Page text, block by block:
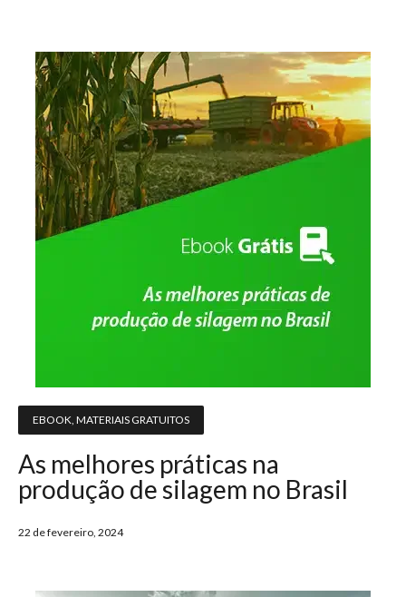
EBOOK, MATERIAIS GRATUITOS
As melhores práticas na
produção de silagem no Brasil
22 de fevereiro, 2024